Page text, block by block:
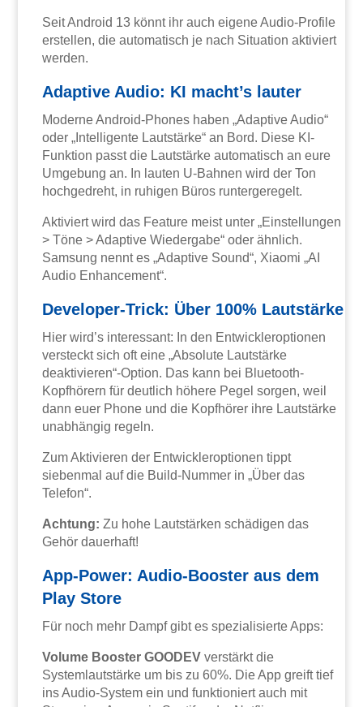
Seit Android 13 könnt ihr auch eigene Audio-Profile
erstellen, die automatisch je nach Situation aktiviert
werden.
Adaptive Audio: KI macht’s lauter
Moderne Android-Phones haben „Adaptive Audio“
oder „Intelligente Lautstärke“ an Bord. Diese KI-
Funktion passt die Lautstärke automatisch an eure
Umgebung an. In lauten U-Bahnen wird der Ton
hochgedreht, in ruhigen Büros runtergeregelt.
Aktiviert wird das Feature meist unter „Einstellungen
> Töne > Adaptive Wiedergabe“ oder ähnlich.
Samsung nennt es „Adaptive Sound“, Xiaomi „AI
Audio Enhancement“.
Developer-Trick: Über 100% Lautstärke
Hier wird’s interessant: In den Entwickleroptionen
versteckt sich oft eine „Absolute Lautstärke
deaktivieren“-Option. Das kann bei Bluetooth-
Kopfhörern für deutlich höhere Pegel sorgen, weil
dann euer Phone und die Kopfhörer ihre Lautstärke
unabhängig regeln.
Zum Aktivieren der Entwickleroptionen tippt
siebenmal auf die Build-Nummer in „Über das
Telefon“.
Achtung: Zu hohe Lautstärken schädigen das
Gehör dauerhaft!
App-Power: Audio-Booster aus dem
Play Store
Für noch mehr Dampf gibt es spezialisierte Apps:
Volume Booster GOODEV verstärkt die
Systemlautstärke um bis zu 60%. Die App greift tief
ins Audio-System ein und funktioniert auch mit